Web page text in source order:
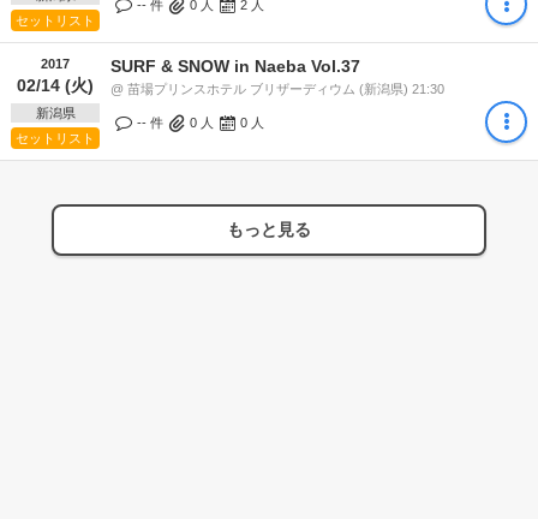
セットリスト
-- 件 0 人 2 人
2017
02/14 (火)
新潟県
セットリスト
SURF & SNOW in Naeba Vol.37
@ 苗場プリンスホテル ブリザーディウム (新潟県) 21:30
-- 件 0 人 0 人
もっと見る